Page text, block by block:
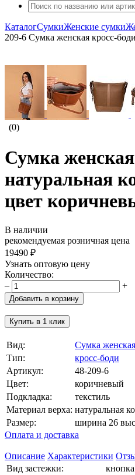
КаталогСумкиЖенские сумки
209-6 Сумка женская кросс-
(0)
Сумка
натуральная
цвет
В наличии
рекомендуемая розничная цена
19490 ₽
Узнать оптовую цену
Количество:
–
+
Добавить в корзину
Купить в 1 клик
Вид:
Сумка женская
Тип:
кросс-боди
Артикул:
48-209-6
Цвет:
коричневый
Подкладка:
текстиль
Материал верха: натуральная
Размер:
ширина 26
Оплата и доставка
Описание Характеристики
Вид застежки:
кнопка